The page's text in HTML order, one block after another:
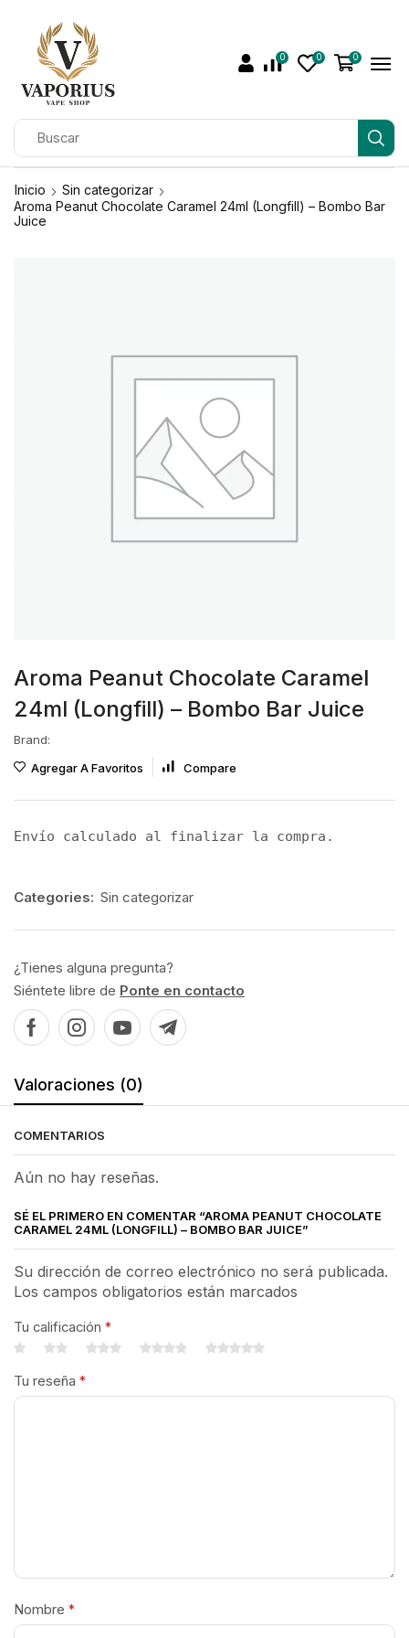
0 0 0
Inicio
Sin categorizar
Aroma Peanut Chocolate Caramel 24ml (Longfill) – Bombo Bar
Juice
Aroma Peanut Chocolate Caramel
24ml (Longfill) – Bombo Bar Juice
Brand:
Agregar A Favoritos
Compare
Envío calculado al finalizar la compra.
Categories: Sin categorizar
¿Tienes alguna pregunta?
Siéntete libre de Ponte en contacto
Valoraciones (0)
COMENTARIOS
Aún no hay reseñas.
SÉ EL PRIMERO EN COMENTAR “AROMA PEANUT CHOCOLATE
CARAMEL 24ML (LONGFILL) – BOMBO BAR JUICE”
Su dirección de correo electrónico no será publicada.
Los campos obligatorios están marcados
Tu calificación *
Tu reseña *
Nombre *